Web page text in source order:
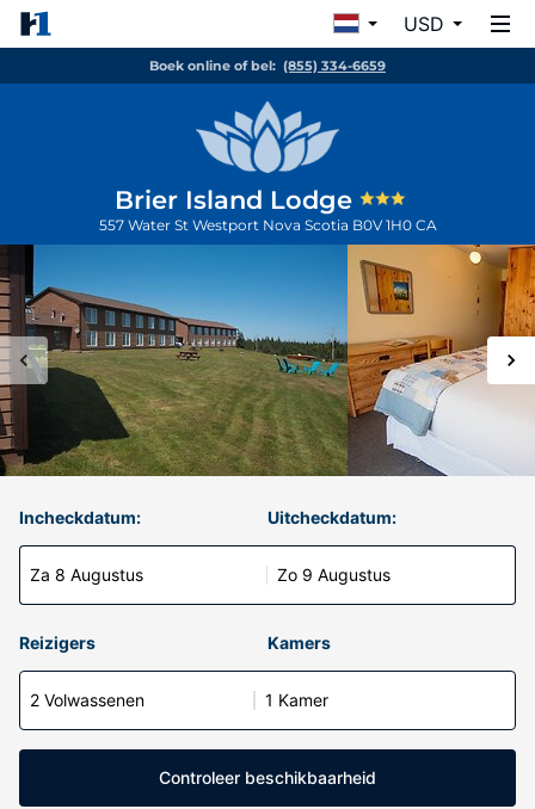
USD
Boek online of bel: (855) 334-6659
Brier Island Lodge
557 Water St Westport Nova Scotia B0V 1H0 CA
Incheckdatum:
Za 8 Augustus
Uitcheckdatum:
Zo 9 Augustus
Reizigers Kamers
2 Volwassenen 1 Kamer
Controleer beschikbaarheid